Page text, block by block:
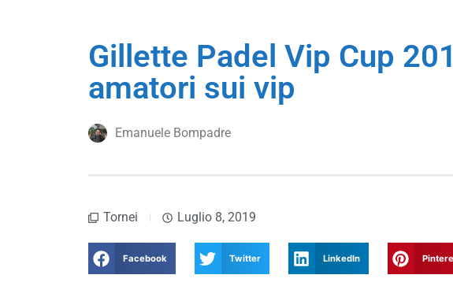
Gillette Padel Vip Cup
amatori sui vip
Emanuele Bompadre
Tornei Luglio 8, 2019
Facebook Twitter LinkedIn